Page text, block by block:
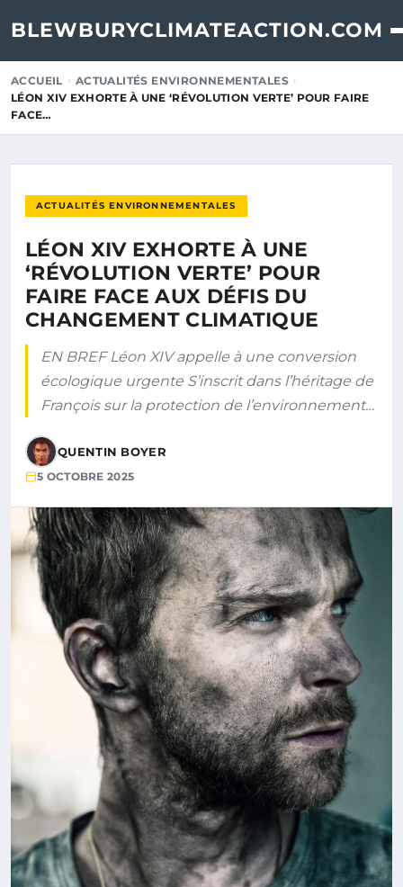
BLEWBURYCLIMATEACTION.COM
ACCUEIL
ACTUALITÉS ENVIRONNEMENTALES
LÉON XIV EXHORTE À UNE ‘RÉVOLUTION VERTE’ POUR FAIRE
FACE…
ACTUALITÉS ENVIRONNEMENTALES
LÉON XIV EXHORTE À UNE
‘RÉVOLUTION VERTE’ POUR
FAIRE FACE AUX DÉFIS DU
CHANGEMENT CLIMATIQUE
EN BREF Léon XIV appelle à une conversion
écologique urgente S’inscrit dans l’héritage de
François sur la protection de l’environnement…
QUENTIN BOYER
5 OCTOBRE 2025